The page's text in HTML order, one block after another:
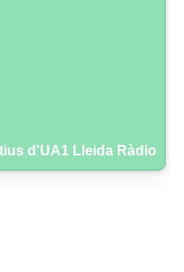
d'UA1 Lleida Ràdio